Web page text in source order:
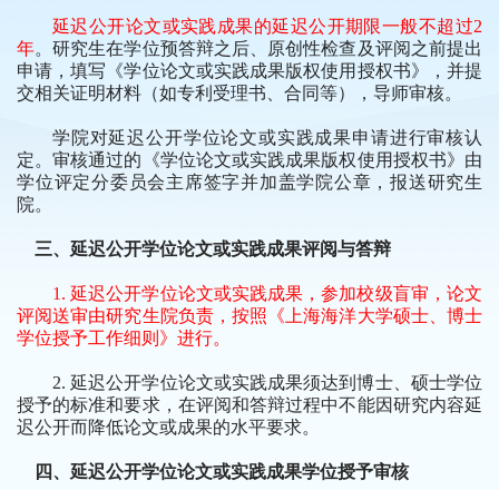
延迟公开论文或实践成果的延迟公开期限一般不超过2
年。研究生在学位预答辩之后、原创性检查及评阅之前提出
申请，填写《学位论文或实践成果版权使用授权书》，并提
交相关证明材料（如专利受理书、合同等），导师审核。
学院对延迟公开学位论文或实践成果申请进行审核认
定。审核通过的《学位论文或实践成果版权使用授权书》由
学位评定分委员会主席签字并加盖学院公章，报送研究生
院。
三、延迟公开学位论文或实践成果评阅与答辩
1.延迟公开学位论文或实践成果，参加校级盲审，论文
评阅送审由研究生院负责，按照《上海海洋大学硕士、博士
学位授予工作细则》进行。
2.延迟公开学位论文或实践成果须达到博士、硕士学位
授予的标准和要求，在评阅和答辩过程中不能因研究内容延
迟公开而降低论文或成果的水平要求。
四、延迟公开学位论文或实践成果学位授予审核